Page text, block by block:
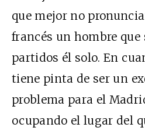
que mejor no
francés un hombre que
partidos él solo. En
tiene pinta de ser un
problema para el
ocupando el lugar del